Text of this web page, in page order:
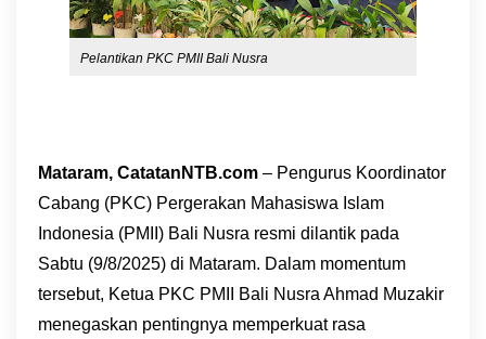
Pelantikan PKC PMII Bali Nusra
Mataram, CatatanNTB.com – Pengurus Koordinator
Cabang (PKC) Pergerakan Mahasiswa Islam
Indonesia (PMII) Bali Nusra resmi dilantik pada
Sabtu (9/8/2025) di Mataram. Dalam momentum
tersebut, Ketua PKC PMII Bali Nusra Ahmad Muzakir
menegaskan pentingnya memperkuat rasa